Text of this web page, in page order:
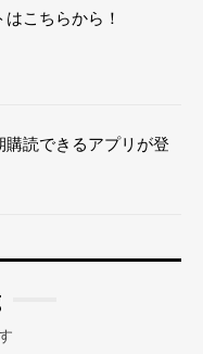
こちらから！
購読できるアプリが登